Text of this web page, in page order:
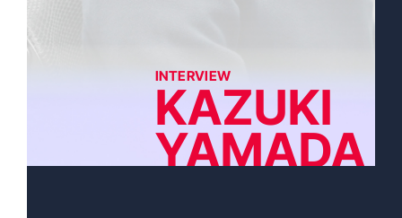
INTERVIEW
KAZUKI
YAMADA